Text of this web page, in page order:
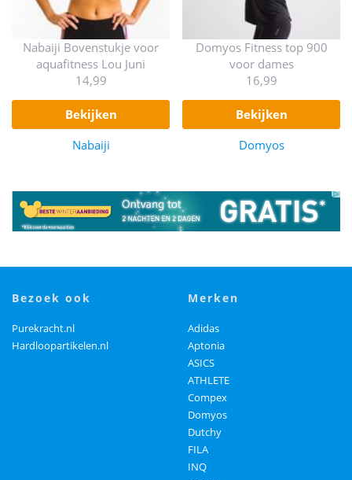
Nabaiji Bovenstukje voor
aquafitness Lou Juni
14,99
bekijken
Nabaiji
Domyos Fitness top 900
voor dames
16,99
bekijken
Domyos
bezoek ook
Purekracht.nl
Hardloopartikelen.nl
merken
Adidas
Aptonia
ASICS
ATHLETE
Compex
Domyos
Dutchy
FILA
INQ